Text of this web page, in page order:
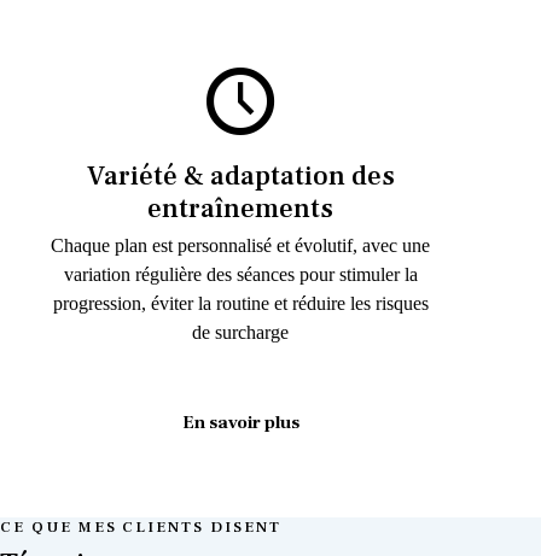
Variété & adaptation des
entraînements
Chaque plan est personnalisé et évolutif, avec une
variation régulière des séances pour stimuler la
progression, éviter la routine et réduire les risques
de surcharge
En savoir plus
CE QUE MES CLIENTS DISENT